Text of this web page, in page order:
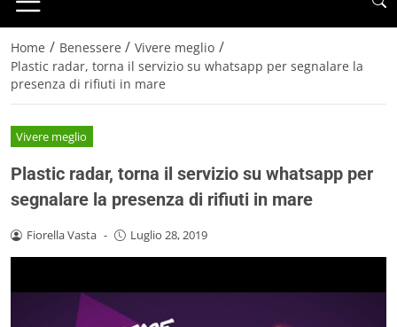
Home / Benessere / Vivere meglio /
Plastic radar, torna il servizio su whatsapp per segnalare la
presenza di rifiuti in mare
Vivere meglio
Plastic radar, torna il servizio su whatsapp per
segnalare la presenza di rifiuti in mare
Fiorella Vasta - Luglio 28, 2019